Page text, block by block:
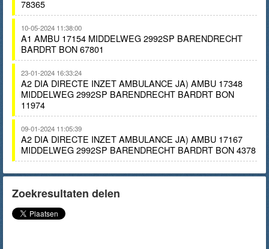
78365
10-05-2024 11:38:00
A1 AMBU 17154 MIDDELWEG 2992SP BARENDRECHT
BARDRT BON 67801
23-01-2024 16:33:24
A2 DIA DIRECTE INZET AMBULANCE JA) AMBU 17348
MIDDELWEG 2992SP BARENDRECHT BARDRT BON
11974
09-01-2024 11:05:39
A2 DIA DIRECTE INZET AMBULANCE JA) AMBU 17167
MIDDELWEG 2992SP BARENDRECHT BARDRT BON 4378
Zoekresultaten delen